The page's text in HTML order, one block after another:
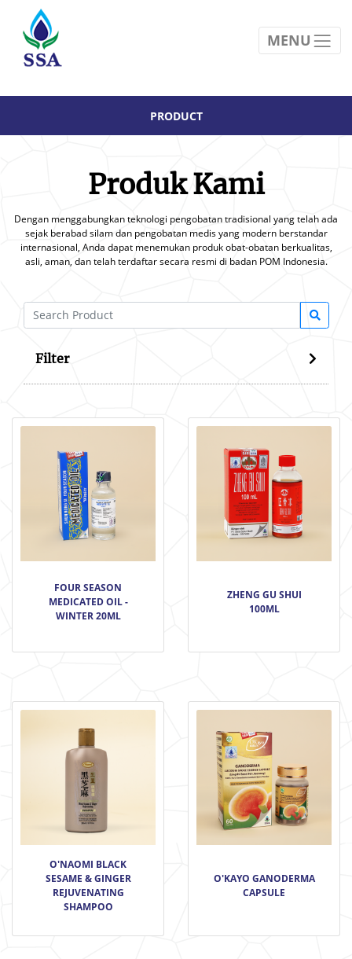
MENU
PRODUCT
Produk Kami
Dengan menggabungkan teknologi pengobatan tradisional yang telah ada
sejak berabad silam dan pengobatan medis yang modern berstandar
internasional, Anda dapat menemukan produk obat-obatan berkualitas,
asli, aman, dan telah terdaftar secara resmi di badan POM Indonesia.
Filter
FOUR SEASON
MEDICATED OIL -
WINTER 20ML
ZHENG GU SHUI
100ML
O'NAOMI BLACK
SESAME & GINGER
REJUVENATING
SHAMPOO
O'KAYO GANODERMA
CAPSULE